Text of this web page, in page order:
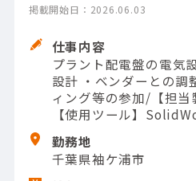
掲載開始日：2026.06.03
仕事内容
プラント配電盤の電気
設計 ・ベンダーとの調
ィング等の参加/【担
【使用ツール】
勤務地
千葉県袖ケ浦市